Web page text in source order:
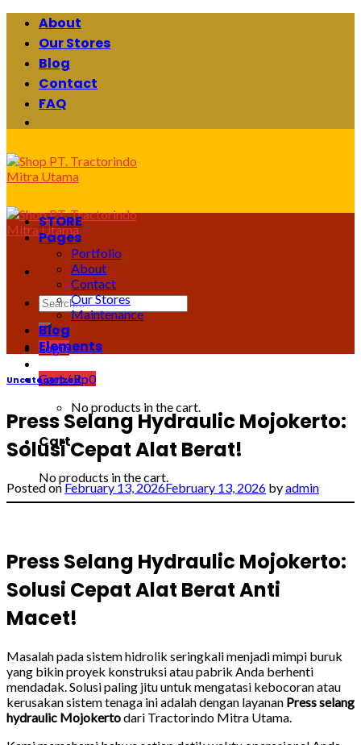
Skip
content
About
Our Stores
Blog
Contact
FAQ
Search
for:
Login
Cart /Rp0
No products in the cart.
Cart
No products in the cart.
STORE
Pages
Portfolio
About
Contact
Our Stores
Maintenance
Blog
Elements
Uncategorized
Press Selang Hydraulic Mojokerto:
Solusi Cepat Alat Berat!
Posted onFebruary 13, 2026February 13, 2026 byadmin
Press Selang Hydraulic Mojokerto:
Solusi Cepat Alat Berat Anti
Macet!
Masalah pada sistem hidrolik seringkali menjadi mimpi buruk
yang bikin proyek konstruksi atau pabrik Anda berhenti
mendadak. Solusi paling jitu untuk mengatasi kebocoran atau
kerusakan sistem tenaga ini adalah dengan layanan Press selang
hydraulic Mojokertodari Tractorindo Mitra Utama.